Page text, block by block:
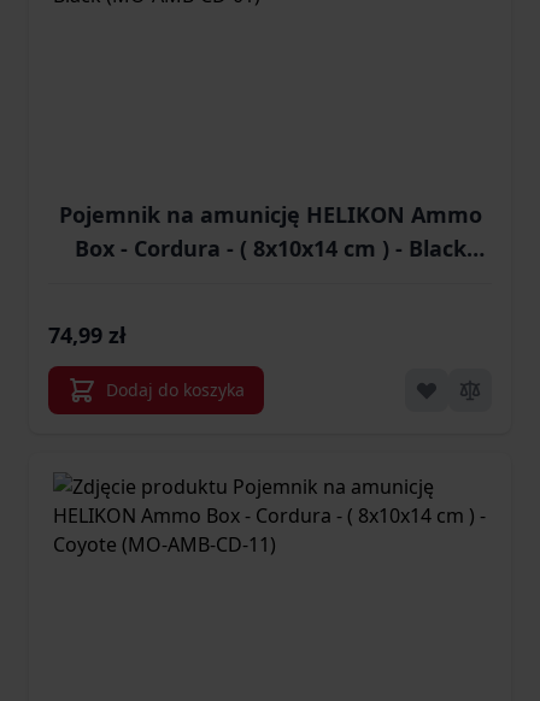
Pojemnik na amunicję HELIKON Ammo
Box - Cordura - ( 8x10x14 cm ) - Black
74,99 zł
Dodaj do koszyka